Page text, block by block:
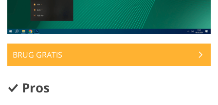
BRUG GRATIS
Pros